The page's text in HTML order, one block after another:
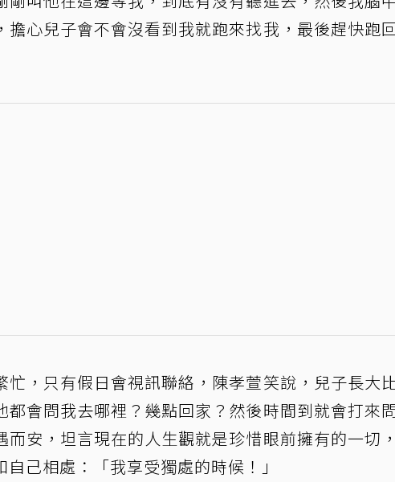
心兒子會不會沒看到我就跑來找我，最後趕快跑
忙，只有假日會視訊聯絡，陳孝萱笑說，兒子長大
會問我去哪裡？幾點回家？然後時間到就會打來
而安，坦言現在的人生觀就是珍惜眼前擁有的一切
己相處：「我享受獨處的時候！」